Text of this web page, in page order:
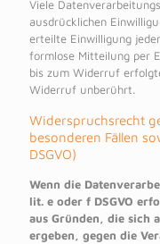
Viele
ausdrücklichen
erteilte Einwilligung
formlose Mitteilung per
bis zum Widerruf
Widerruf unberührt.
Widerspruchsrecht
besonderen Fällen
DSGVO)
Wenn die
lit. e oder f DSGVO
aus Gründen, die sich
ergeben, gegen die